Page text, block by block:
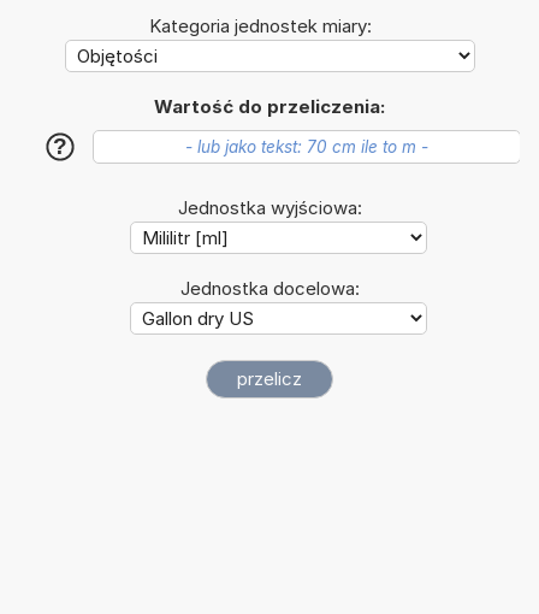
Kategoria jednostek miary:
Wartość do przeliczenia:
?
Jednostka wyjściowa:
Jednostka docelowa: